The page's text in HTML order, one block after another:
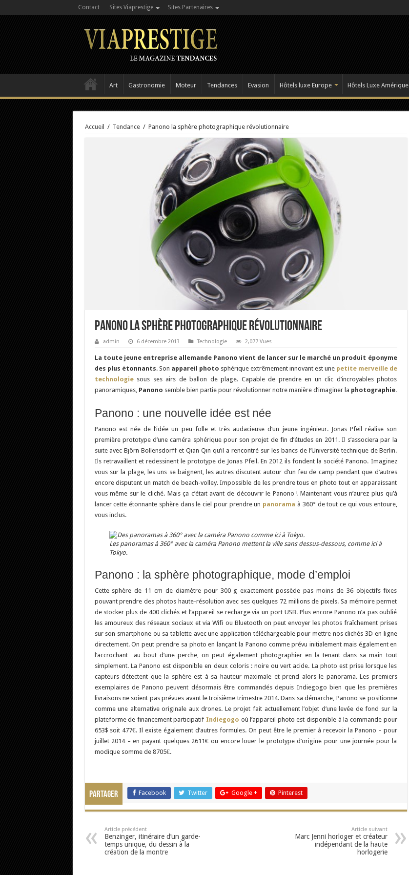
Contact Sites Viaprestige Sites Partenaires
Art Gastronomie Moteur Tendances Evasion Hôtels luxe Europe Hôtels Luxe Amérique
Accueil / Tendance / Panono la sphère photographique révolutionnaire
Panono la sphère photographique révolutionnaire
admin 6 décembre 2013 Technologie 2,077 Vues
La toute jeune entreprise allemande Panono vient de lancer sur le marché un produit éponyme
des plus étonnants. Son appareil photo sphérique extrêmement innovant est une petite merveille de
technologiesous ses airs de ballon de plage. Capable de prendre en un clic d’incroyables photos
panoramiques, Panono semble bien partie pour révolutionner notre manière d’imaginer la photographie.
Panono : une nouvelle idée est née
Panono est née de l’idée un peu folle et très audacieuse d’un jeune ingénieur. Jonas Pfeil réalise son
première prototype d’une caméra sphérique pour son projet de fin d’études en 2011. Il s’associera par la
suite avec Björn Bollensdorff et Qian Qin qu’il a rencontré sur les bancs de l’Université technique de Berlin.
Ils retravaillent et redessinent le prototype de Jonas Pfeil. En 2012 ils fondent la société Panono. Imaginez
vous sur la plage, les uns se baignent, les autres discutent autour d’un feu de camp pendant que d’autres
encore disputent un match de beach-volley. Impossible de les prendre tous en photo tout en apparaissant
vous même sur le cliché. Mais ça c’était avant de découvrir le Panono ! Maintenant vous n’aurez plus qu’à
lancer cette étonnante sphère dans le ciel pour prendre un panorama à 360° de tout ce qui vous entoure,
vous inclus.
Les panoramas à 360° avec la caméra Panono mettent la ville sans dessus-dessous, comme ici à
Tokyo.
Panono : la sphère photographique, mode d’emploi
Cette sphère de 11 cm de diamètre pour 300 g exactement possède pas moins de 36 objectifs fixes
pouvant prendre des photos haute-résolution avec ses quelques 72 millions de pixels. Sa mémoire permet
de stocker plus de 400 clichés et l’appareil se recharge via un port USB. Plus encore Panono n’a pas oublié
les amoureux des réseaux sociaux et via Wifi ou Bluetooth on peut envoyer les photos fraîchement prises
sur son smartphone ou sa tablette avec une application téléchargeable pour mettre nos clichés 3D en ligne
directement. On peut prendre sa photo en lançant la Panono comme prévu initialement mais également en
l’accrochant au bout d’une perche, on peut également photographier en la tenant dans sa main tout
simplement. La Panono est disponible en deux coloris : noire ou vert acide. La photo est prise lorsque les
capteurs détectent que la sphère est à sa hauteur maximale et prend alors le panorama. Les premiers
exemplaires de Panono peuvent désormais être commandés depuis Indiegogo bien que les premières
livraisons ne soient pas prévues avant le troisième trimestre 2014. Dans sa démarche, Panono se positionne
comme une alternative originale aux drones. Le projet fait actuellement l’objet d’une levée de fond sur la
plateforme de financement participatif Indiegogo où l’appareil photo est disponible à la commande pour
653$ soit 477€. Il existe également d’autres formules. On peut être le premier à recevoir la Panono – pour
juillet 2014 – en payant quelques 2611€ ou encore louer le prototype d’origine pour une journée pour la
modique somme de 8705€.
Partager Facebook Twitter Google + Pinterest
Article précédent
Benzinger, itinéraire d’un garde-
temps unique, du dessin à la
création de la montre
Article suivant
Marc Jenni horloger et créateur
indépendant de la haute
horlogerie